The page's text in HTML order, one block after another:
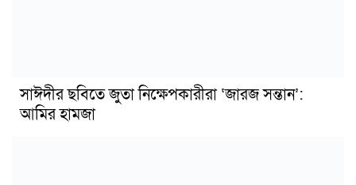
সাঈদীর ছবিতে জুতা নিক্ষেপকারীরা ‘জারজ সন্তান’:
আমির হামজা